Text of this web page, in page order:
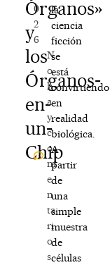
Órganos»
y
los
Órganos-
en-
un-
Chip
0
2
6
N
o
h
a
y
c
o
m
e
n
ta
ri
o
s
la
ciencia
ficción
se
está
convirtiendo
en
realidad
biológica.
A
partir
de
una
simple
muestra
de
células